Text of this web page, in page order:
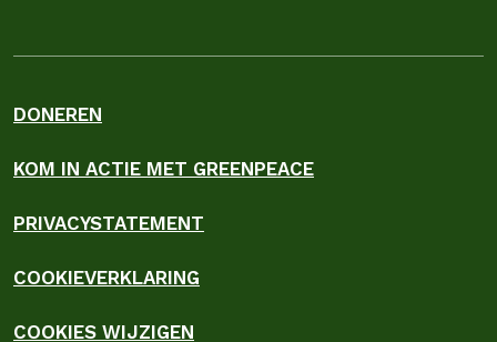
DONEREN
KOM IN ACTIE MET GREENPEACE
PRIVACYSTATEMENT
COOKIEVERKLARING
COOKIES WIJZIGEN